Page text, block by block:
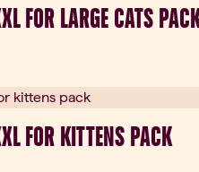
FOR LARGE CATS
FOR KITTENS PACK